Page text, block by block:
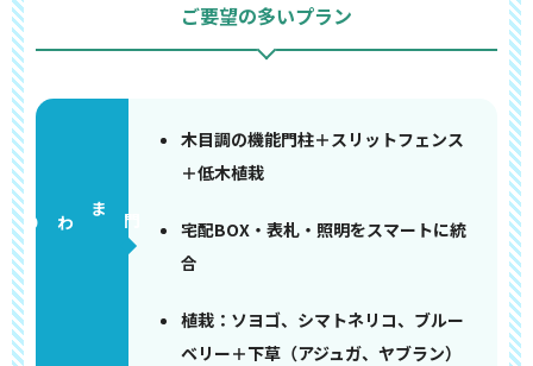
ご要望の多いプラン
門まわり
木目調の機能門柱＋スリットフェンス
＋低木植栽
宅配BOX・表札・照明をスマートに統
合
植栽：ソヨゴ、シマトネリコ、ブルー
ベリー＋下草（アジュガ、ヤブラン）